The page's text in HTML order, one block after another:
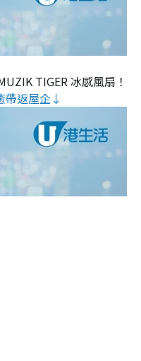
TIGER 冰感風扇！
帶返屋企↓